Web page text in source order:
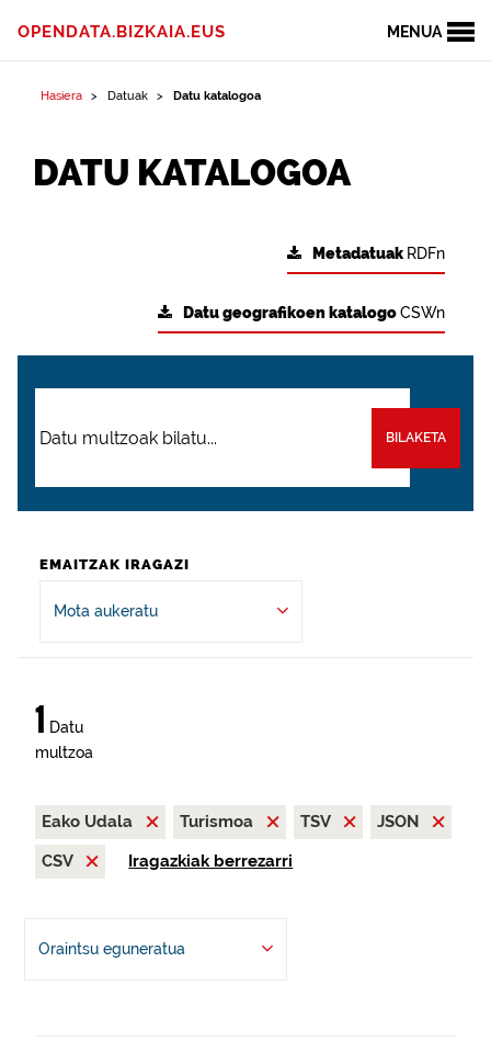
MENUA
OPENDATA.BIZKAIA.EUS
Hasiera Datuak Datu katalogoa
DATU KATALOGOA
Metadatuak RDFn
Datu geografikoen katalogoCSWn
BILAKETA
EMAITZAK IRAGAZI
Mota aukeratu
1 Datu
multzoa
Eako Udala Turismoa TSV
JSON
CSV
Iragazkiak berrezarri
Oraintsu eguneratua